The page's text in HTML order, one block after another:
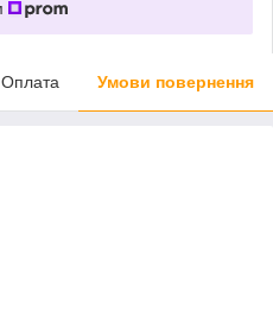
Оплата Умови повернення